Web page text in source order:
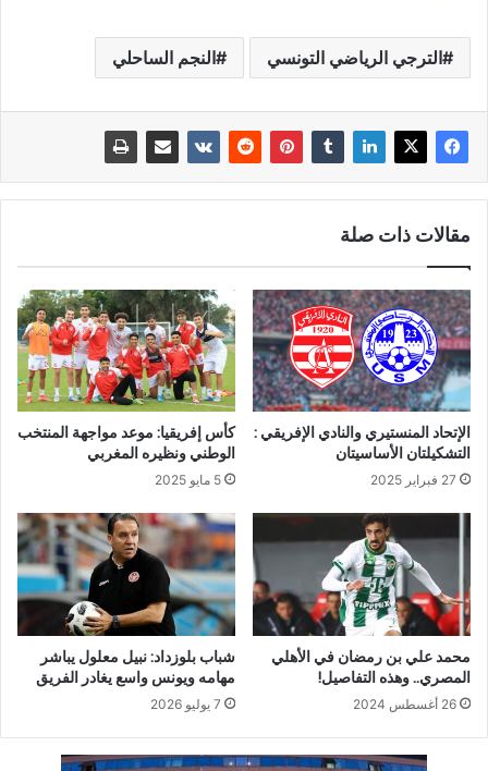
الترجي الرياضي التونسي النجم الساحلي
مقالات ذات صلة
الإتحاد المنستيري والنادي الإفريقي :
التشكيلتان الأساسيتان
27 فبراير 2025
كأس إفريقيا: موعد مواجهة المنتخب
الوطني ونظيره المغربي
5 مايو 2025
محمد علي بن رمضان في الأهلي
المصري.. وهذه التفاصيل!
26 أغسطس 2024
شباب بلوزداد: نبيل معلول يباشر
مهامه ويونس واسع يغادر الفريق
7 يوليو 2026